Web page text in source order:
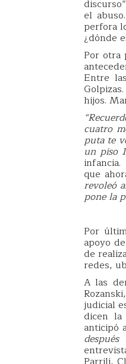
el
perfora
¿dónde
Por otra
Entre
hijos.
cuatro
puta te
un piso
infancia.
que
revoleó
pone la
Por
apoyo
de
redes,
A las
judicial
dicen la
anticipó